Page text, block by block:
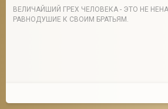
ВЕЛИЧАЙШИЙ ГРЕХ ЧЕЛОВЕКА - ЭТО НЕ
РАВНОДУШИЕ К СВОИМ БРАТЬЯМ.